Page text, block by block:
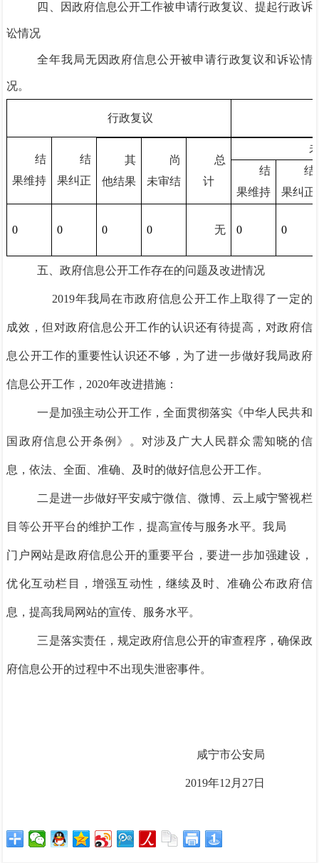
四、因政府信息公开工作被申请行政复议、提起行政诉
讼情况
全年我局无因政府信息公开被申请行政复议和诉讼情
况。
行政复议
结
果维持
结
果纠正
其
他结果
尚
未审结
总
计
结
果维持
结
果纠正
0 0 0 0 无 0 0
五、政府信息公开工作存在的问题及改进情况
2019年我局在市政府信息公开工作上取得了一定的
成效，但对政府信息公开工作的认识还有待提高，对政府信
息公开工作的重要性认识还不够，为了进一步做好我局政府
信息公开工作，2020年改进措施：
一是加强主动公开工作，全面贯彻落实《中华人民共和
国政府信息公开条例》。对涉及广大人民群众需知晓的信
息，依法、全面、准确、及时的做好信息公开工作。
二是进一步做好平安咸宁微信、微博、云上咸宁警视栏
目等公开平台的维护工作，提高宣传与服务水平。我局
门户网站是政府信息公开的重要平台，要进一步加强建设，
优化互动栏目，增强互动性，继续及时、准确公布政府信
息，提高我局网站的宣传、服务水平。
三是落实责任，规定政府信息公开的审查程序，确保政
府信息公开的过程中不出现失泄密事件。
咸宁市公安局
2019年12月27日